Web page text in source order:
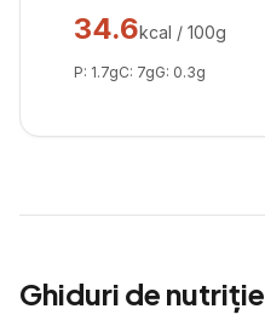
34.6kcal / 100g
P: 1.7gC: 7gG: 0.3g
Ghiduri de nutriție